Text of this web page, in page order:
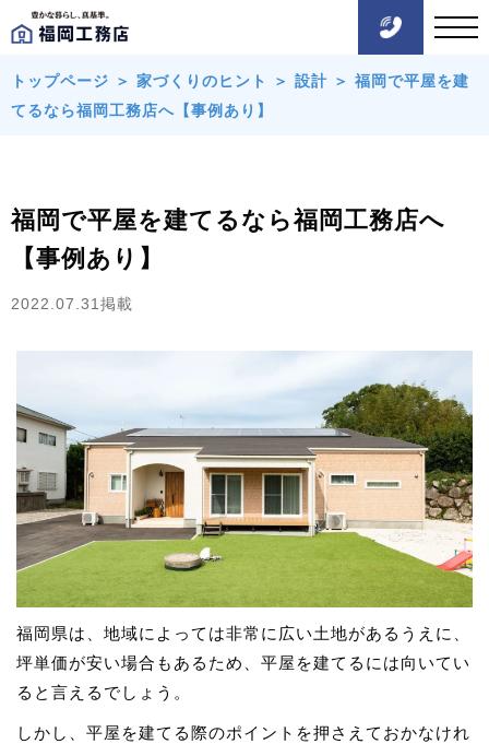
トップページ ＞ 家づくりのヒント ＞ 設計 ＞ 福岡で平屋を建
てるなら福岡工務店へ【事例あり】
福岡で平屋を建てるなら福岡工務店へ
【事例あり】
2022.07.31掲載
福岡県は、地域によっては非常に広い土地があるうえに、
坪単価が安い場合もあるため、平屋を建てるには向いてい
ると言えるでしょう。
しかし、平屋を建てる際のポイントを押さえておかなけれ